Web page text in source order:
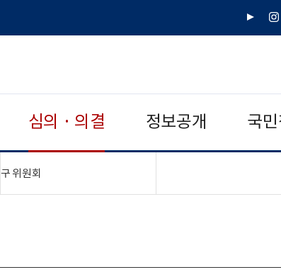
유
인
심의 · 의결 정보공개 국
구 위원회